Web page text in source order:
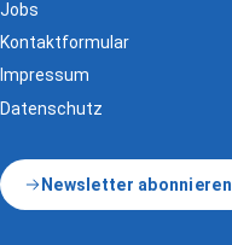
Jobs
Kontaktformular
Impressum
Datenschutz
Newsletter abonnieren